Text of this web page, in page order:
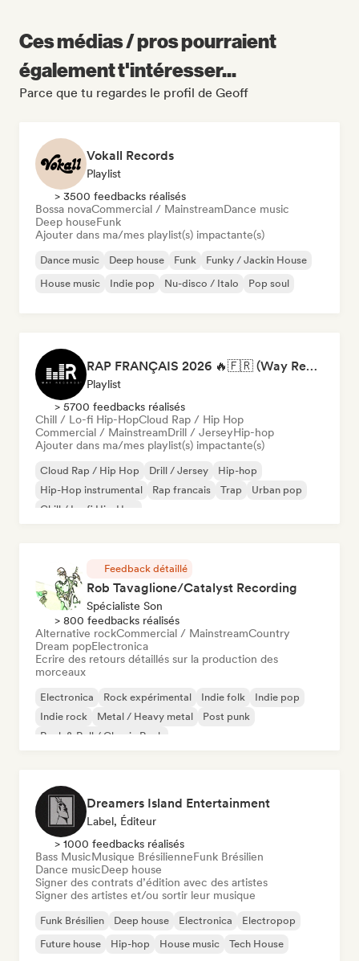
Ces médias / pros pourraient
également t'intéresser...
Parce que tu regardes le profil de Geoff
Vokall Records
Playlist
> 3500 feedbacks réalisés
Bossa novaCommercial / MainstreamDance music
Deep houseFunk
Ajouter dans ma/mes playlist(s) impactante(s)
Dance music Deep house Funk
Funky / Jackin House
House music
Indie pop Nu-disco / Italo Pop soul
RAP FRANÇAIS 2026 🔥🇫🇷 (Way Records)
Playlist
> 5700 feedbacks réalisés
Chill / Lo-fi Hip-HopCloud Rap / Hip Hop
Commercial / MainstreamDrill / JerseyHip-hop
Ajouter dans ma/mes playlist(s) impactante(s)
Cloud Rap / Hip Hop Drill / Jersey
Hip-hop
Hip-Hop instrumental
Rap francais Trap
Urban pop
Chill / Lo-fi Hip-Hop
Feedback détaillé
Rob Tavaglione/Catalyst Recording
Spécialiste Son
> 800 feedbacks réalisés
Alternative rockCommercial / MainstreamCountry
Dream popElectronica
Ecrire des retours détaillés sur la production des
morceaux
Electronica Rock expérimental Indie folk
Indie pop
Indie rock
Metal / Heavy metal
Post punk
Rock & Roll / Classic Rock
Dreamers Island Entertainment
Label, Éditeur
> 1000 feedbacks réalisés
Bass MusicMusique BrésilienneFunk Brésilien
Dance musicDeep house
Signer des contrats d’édition avec des artistes
Signer des artistes et/ou sortir leur musique
Funk Brésilien Deep house Electronica
Electropop
Future house
Hip-hop House music Tech House